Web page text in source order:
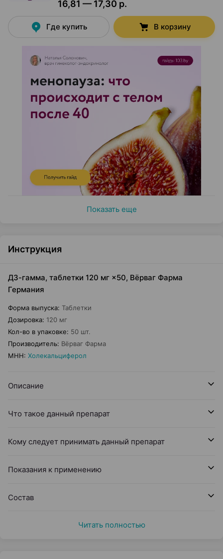
16,81 — 17,30 р.
Где купить В корзину
Показать еще
Инструкция
Д3-гамма, таблетки 120 мг ×50, Вёрваг Фарма
Германия
Форма выпуска: Таблетки
Дозировка: 120 мг
Кол-во в упаковке: 50 шт.
Производитель: Вёрваг Фарма
МНН: Холекальциферол
Описание
Что такое данный препарат
Кому следует принимать данный препарат
Показания к применению
Состав
Читать полностью